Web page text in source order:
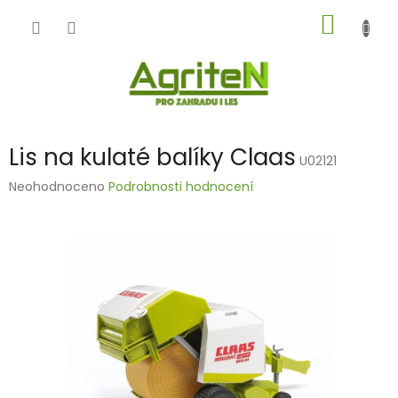
KOŠÍK
Lis na kulaté balíky Claas U02121
Průměrné
Neohodnoceno Podrobnosti hodnocení